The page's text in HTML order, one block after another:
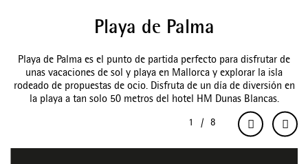
Playa de Palma
Playa de Palma es el punto de partida perfecto para disfrutar de
unas vacaciones de sol y playa en Mallorca y explorar la isla
rodeado de propuestas de ocio. Disfruta de un día de diversión en
la playa a tan solo 50 metros del hotel HM Dunas Blancas.